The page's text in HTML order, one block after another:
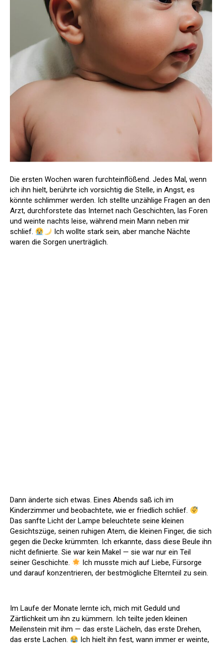
Die ersten Wochen waren furchteinflößend. Jedes Mal, wenn
ich ihn hielt, berührte ich vorsichtig die Stelle, in Angst, es
könnte schlimmer werden. Ich stellte unzählige Fragen an den
Arzt, durchforstete das Internet nach Geschichten, las Foren
und weinte nachts leise, während mein Mann neben mir
schlief.
Ich wollte stark sein, aber manche Nächte
waren die Sorgen unerträglich.
Dann änderte sich etwas. Eines Abends saß ich im
Kinderzimmer und beobachtete, wie er friedlich schlief.
Das sanfte Licht der Lampe beleuchtete seine kleinen
Gesichtszüge, seinen ruhigen Atem, die kleinen Finger, die sich
gegen die Decke krümmten. Ich erkannte, dass diese Beule ihn
nicht definierte. Sie war kein Makel — sie war nur ein Teil
seiner Geschichte.
Ich musste mich auf Liebe, Fürsorge
und darauf konzentrieren, der bestmögliche Elternteil zu sein.
Im Laufe der Monate lernte ich, mich mit Geduld und
Zärtlichkeit um ihn zu kümmern. Ich teilte jeden kleinen
Meilenstein mit ihm — das erste Lächeln, das erste Drehen,
das erste Lachen.
Ich hielt ihn fest, wann immer er weinte,